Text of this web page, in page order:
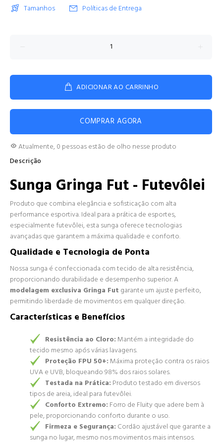
Tamanhos Políticas de Entrega
ADICIONAR AO CARRINHO
COMPRAR AGORA
Atualmente, 0 pessoas estão de olho nesse produto
Descrição
Sunga Gringa Fut - Futevôlei
Produto que combina elegância e sofisticação com alta
performance esportiva. Ideal para a prática de esportes,
especialmente futevôlei, esta sunga oferece tecnologias
avançadas que garantem a máxima qualidade e conforto.
Qualidade e Tecnologia de Ponta
Nossa sunga é confeccionada com tecido de alta resistência,
proporcionando durabilidade e desempenho superior. A
modelagem exclusiva Gringa Fut garante um ajuste perfeito,
permitindo liberdade de movimentos em qualquer direção.
Características e Benefícios
Resistência ao Cloro: Mantém a integridade do
tecido mesmo após várias lavagens.
Proteção FPU 50+: Máxima proteção contra os raios
UVA e UVB, bloqueando 98% dos raios solares.
Testada na Prática: Produto testado em diversos
tipos de areia, ideal para futevôlei.
Conforto Extremo: Forro de Fluity que adere bem à
pele, proporcionando conforto durante o uso.
Firmeza e Segurança: Cordão ajustável que garante a
sunga no lugar, mesmo nos movimentos mais intensos.